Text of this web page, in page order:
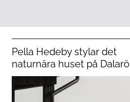
Pella Hedeby stylar det
naturnära huset på Dalarö